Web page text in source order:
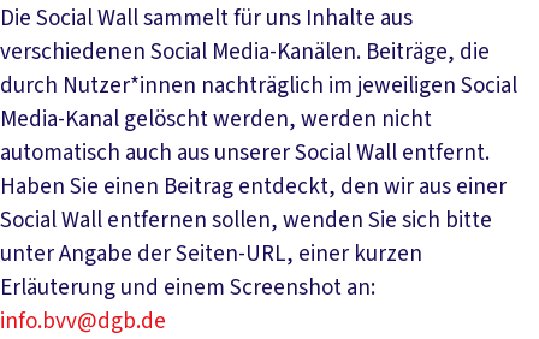
Die Social Wall sammelt für uns Inhalte aus
verschiedenen Social Media-Kanälen. Beiträge, die
durch Nutzer*innen nachträglich im jeweiligen Social
Media-Kanal gelöscht werden, werden nicht
automatisch auch aus unserer Social Wall entfernt.
Haben Sie einen Beitrag entdeckt, den wir aus einer
Social Wall entfernen sollen, wenden Sie sich bitte
unter Angabe der Seiten-URL, einer kurzen
Erläuterung und einem Screenshot an:
info.bvv@dgb.de